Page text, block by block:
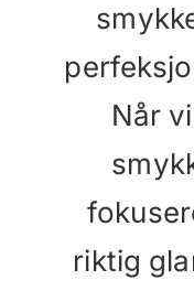
Når
riktig